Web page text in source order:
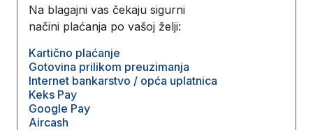
Na blagajni vas čekaju sigurni
načini plaćanja po vašoj želji:
Kartično plaćanje
Gotovina prilikom preuzimanja
Internet bankarstvo / opća uplatnica
Keks Pay
Google Pay
Aircash